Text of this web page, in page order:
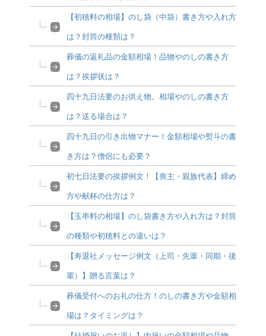
【初穂料の相場】のし袋（中袋）書き方や入れ方
は？封筒の種類は？
葬儀の返礼品の金額相場！品物やのしの書き方
は？挨拶状は？
四十九日法要のお供え物。相場やのしの書き方
は？送る場合は？
四十九日の引き出物マナー！金額相場や熨斗の書
き方は？僧侶にも必要？
初七日法要の挨拶例文！【喪主・親族代表】締め
方や献杯の仕方は？
【玉串料の相場】のし袋書き方や入れ方は？封筒
の種類や初穂料との違いは？
【寿退社メッセージ例文（上司・先輩・同期・後
輩）】贈る言葉は？
葬儀受付へのお礼の仕方！のしの書き方や金額相
場は？タイミングは？